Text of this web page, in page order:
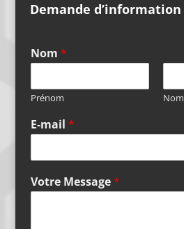
Demande d’information
Nom *
Prénom Nom
E-mail *
Votre Message*